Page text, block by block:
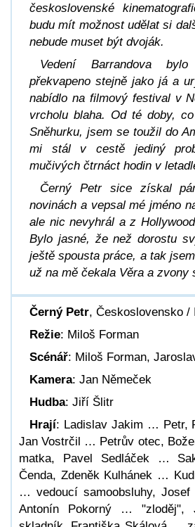
československé
budu mít možnost udělat si
nebude muset být dvoják.
Vedení Barrandova
překvapeno stejně jako já a
nabídlo na filmový festival v
vrcholu blaha. Od té doby,
Sněhurku, jsem se toužil do
mi stál v cestě jediný
mučivých čtrnáct hodin v
Černý Petrsice získal
novinách a vepsal mé jméno
ale nic nevyhrál a z
Bylo jasné, že než dorostu
ještě spousta práce, a tak
už na mě čekala Věra a zvony
Černý Petr, Československo /
Režie: Miloš Forman
Scénář: Miloš Forman,
Kamera: Jan Němeček
Hudba: Jiří Šlitr
Hrají: Ladislav Jakim … Petr,
Jan Vostrčil … Petrův otec,
matka, Pavel Sedláček …
Čenda, Zdeněk Kulhánek …
… vedoucí samoobsluhy,
Antonín Pokorný … "zloděj",